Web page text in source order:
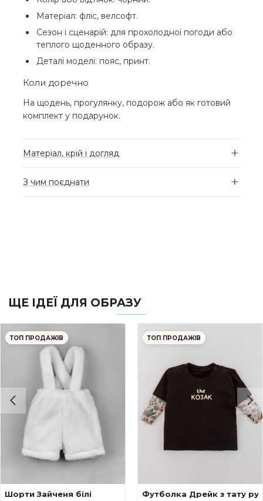
Матеріал: фліс, велсофт.
Сезон і сценарій: для прохолодної погоди або
теплого щоденного образу.
Деталі моделі: пояс, принт.
Коли доречно
На щодень, прогулянку, подорож або як готовий
комплект у подарунок.
Матеріал, крій і догляд
З чим поєднати
ЩЕ ІДЕЇ ДЛЯ ОБРАЗУ
tattoo style Незламний
ТОП ПРОДАЖІВ
Шорти Зайченя білі
ТОП ПРОДАЖІВ
Футболка Дрейк з тату